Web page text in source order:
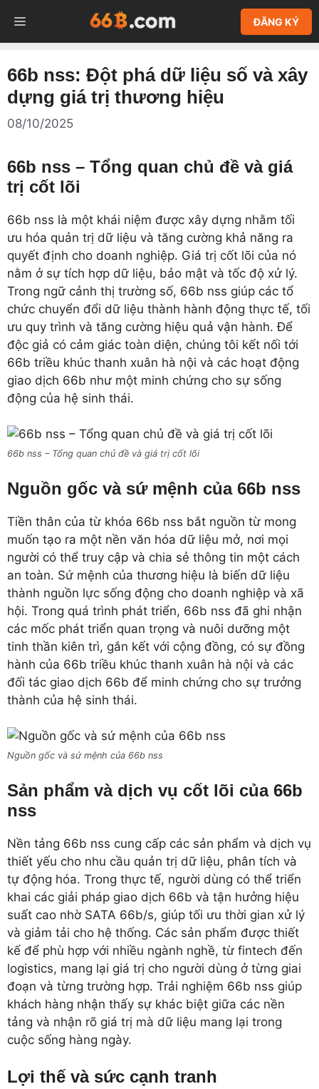
đến
nội
ĐĂNG KÝ
MENU
66b nss: Đột phá dữ liệu số và xây
dựng giá trị thương hiệu
08/10/2025
66b nss – Tổng quan chủ đề và giá
trị cốt lõi
66b nss là một khái niệm được xây dựng nhằm tối
ưu hóa quản trị dữ liệu và tăng cường khả năng ra
quyết định cho doanh nghiệp. Giá trị cốt lõi của nó
nằm ở sự tích hợp dữ liệu, bảo mật và tốc độ xử lý.
Trong ngữ cảnh thị trường số, 66b nss giúp các tổ
chức chuyển đổi dữ liệu thành hành động thực tế, tối
ưu quy trình và tăng cường hiệu quả vận hành. Để
độc giả có cảm giác toàn diện, chúng tôi kết nối tới
66b triều khúc thanh xuân hà nội và các hoạt động
giao dịch 66b như một minh chứng cho sự sống
động của hệ sinh thái.
66b nss – Tổng quan chủ đề và giá trị cốt lõi
Nguồn gốc và sứ mệnh của 66b nss
Tiền thân của từ khóa 66b nss bắt nguồn từ mong
muốn tạo ra một nền văn hóa dữ liệu mở, nơi mọi
người có thể truy cập và chia sẻ thông tin một cách
an toàn. Sứ mệnh của thương hiệu là biến dữ liệu
thành nguồn lực sống động cho doanh nghiệp và xã
hội. Trong quá trình phát triển, 66b nss đã ghi nhận
các mốc phát triển quan trọng và nuôi dưỡng một
tinh thần kiên trì, gắn kết với cộng đồng, có sự đồng
hành của 66b triều khúc thanh xuân hà nội và các
đối tác giao dịch 66b để minh chứng cho sự trưởng
thành của hệ sinh thái.
Nguồn gốc và sứ mệnh của 66b nss
Sản phẩm và dịch vụ cốt lõi của 66b
nss
Nền tảng 66b nss cung cấp các sản phẩm và dịch vụ
thiết yếu cho nhu cầu quản trị dữ liệu, phân tích và
tự động hóa. Trong thực tế, người dùng có thể triển
khai các giải pháp giao dịch 66b và tận hưởng hiệu
suất cao nhờ SATA 66b/s, giúp tối ưu thời gian xử lý
và giảm tải cho hệ thống. Các sản phẩm được thiết
kế để phù hợp với nhiều ngành nghề, từ fintech đến
logistics, mang lại giá trị cho người dùng ở từng giai
đoạn và từng trường hợp. Trải nghiệm 66b nss giúp
khách hàng nhận thấy sự khác biệt giữa các nền
tảng và nhận rõ giá trị mà dữ liệu mang lại trong
cuộc sống hàng ngày.
Lợi thế và sức cạnh tranh